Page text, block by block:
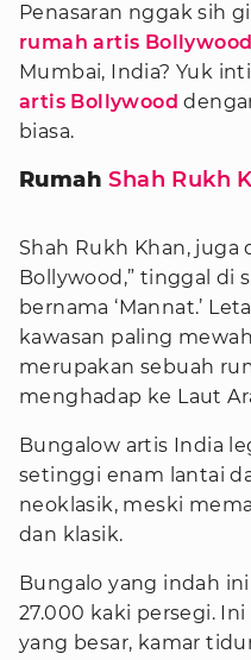
Penasaran nggak sih
rumah artis Bollywood
Mumbai, India? Yuk
artis Bollywood
biasa.
RumahShah Rukh
Shah Rukh Khan, juga
Bollywood,” tinggal di
bernama ‘Mannat.’
kawasan paling
merupakan sebuah
menghadap ke Laut
Bungalow artis India
setinggi enam lantai
neoklasik, meski
dan klasik.
Bungalo yang indah
27.000 kaki persegi.
yang besar, kamar